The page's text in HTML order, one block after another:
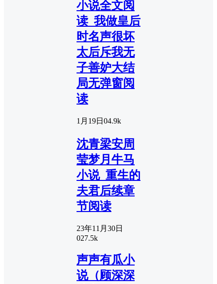
小说全文阅
读_我做皇后
时名声很坏
太后斥我无
子善妒大结
局无弹窗阅
读
1月19日 04.9k
沈青梁安周
莹梦月牛马
小说_重生的
夫君后续章
节阅读
23年11月30日
027.5k
声声有瓜小
说（顾深深